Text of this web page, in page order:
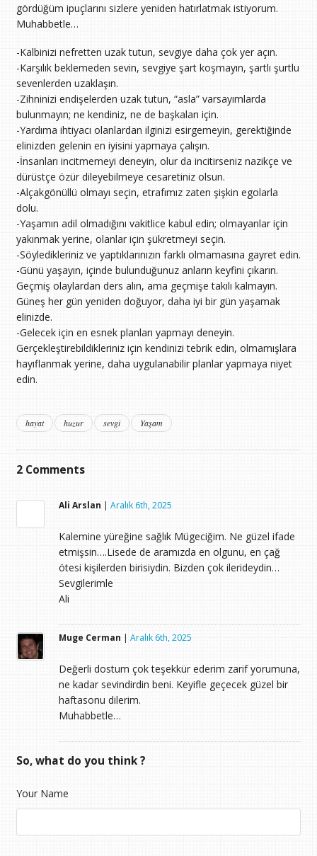
gördüğüm ipuçlarını sizlere yeniden hatırlatmak istiyorum.
Muhabbetle…
-Kalbinizi nefretten uzak tutun, sevgiye daha çok yer açın.
-Karşılık beklemeden sevin, sevgiye şart koşmayın, şartlı şurtlu
sevenlerden uzaklaşın.
-Zihninizi endişelerden uzak tutun, “asla” varsayımlarda
bulunmayın; ne kendiniz, ne de başkaları için.
-Yardıma ihtiyacı olanlardan ilginizi esirgemeyin, gerektiğinde
elinizden gelenin en iyisini yapmaya çalışın.
-İnsanları incitmemeyi deneyin, olur da incitirseniz nazikçe ve
dürüstçe özür dileyebilmeye cesaretiniz olsun.
-Alçakgönüllü olmayı seçin, etrafımız zaten şişkin egolarla
dolu.
-Yaşamın adil olmadığını vakitlice kabul edin; olmayanlar için
yakınmak yerine, olanlar için şükretmeyi seçin.
-Söyledikleriniz ve yaptıklarınızın farklı olmamasına gayret edin.
-Günü yaşayın, içinde bulunduğunuz anların keyfini çıkarın.
Geçmiş olaylardan ders alın, ama geçmişe takılı kalmayın.
Güneş her gün yeniden doğuyor, daha iyi bir gün yaşamak
elinizde.
-Gelecek için en esnek planları yapmayı deneyin.
Gerçekleştirebildikleriniz için kendinizi tebrik edin, olmamışlara
hayıflanmak yerine, daha uygulanabilir planlar yapmaya niyet
edin.
hayat huzur sevgi Yaşam
2Comments
Ali Arslan | Aralık 6th, 2025
Kalemine yüreğine sağlık Mügeciğim. Ne güzel ifade
etmişsin….Lisede de aramızda en olgunu, en çağ
ötesi kişilerden birisiydin. Bizden çok ilerideydin…
Sevgilerimle
Ali
Muge Cerman | Aralık 6th, 2025
Değerli dostum çok teşekkür ederim zarif yorumuna,
ne kadar sevindirdin beni. Keyifle geçecek güzel bir
haftasonu dilerim.
Muhabbetle…
So, what do you think ?
Your Name